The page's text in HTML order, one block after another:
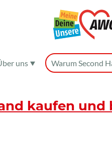
uns Warum Second
kaufen und